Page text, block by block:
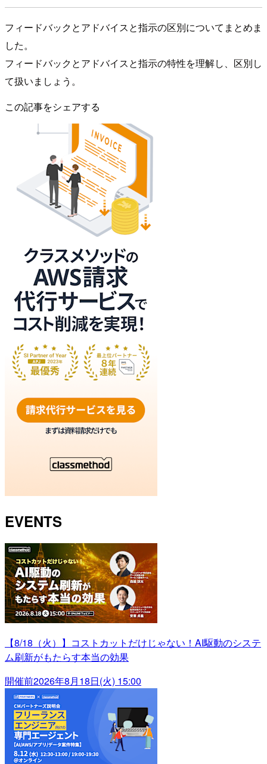
フィードバックとアドバイスと指示の区別についてまとめま
した。
フィードバックとアドバイスと指示の特性を理解し、区別し
て扱いましょう。
この記事をシェアする
EVENTS
【8/18（火）】コストカットだけじゃない！AI駆動のシステ
ム刷新がもたらす本当の効果
開催前2026年8月18日(火) 15:00